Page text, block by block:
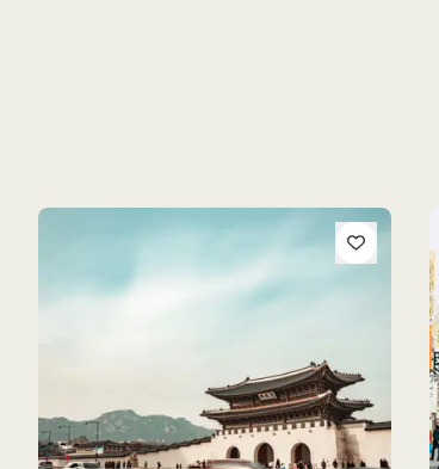
Sydkorea Rundt: Fra paladser til naturperler